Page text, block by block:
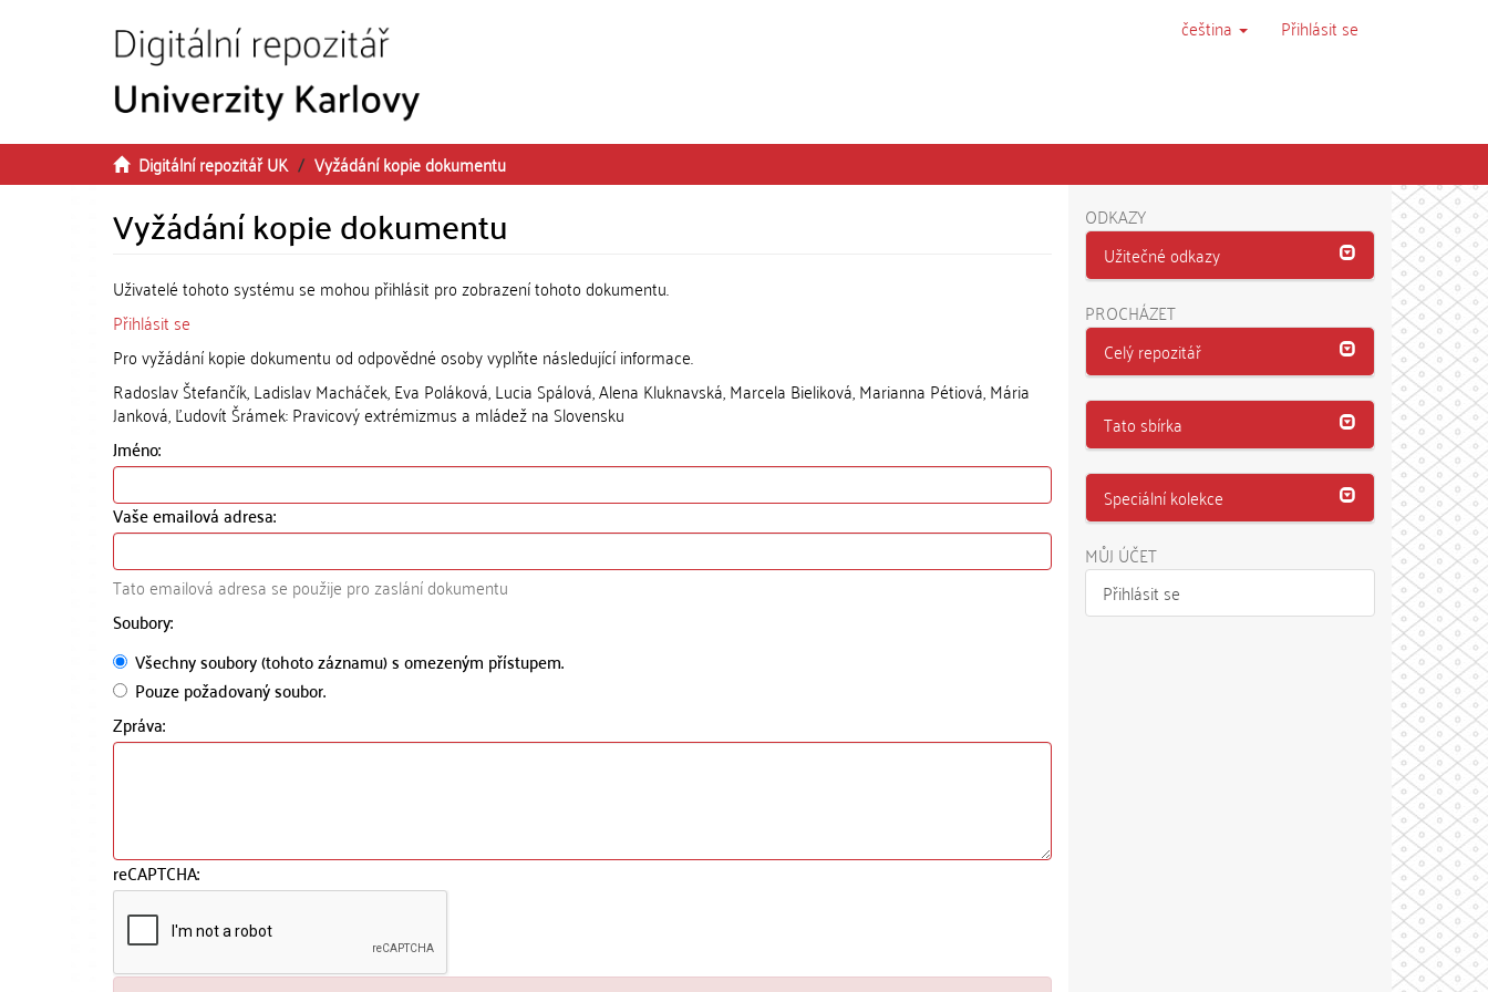
čeština Přihlásit se
Digitální repozitář UK Vyžádání kopie dokumentu
Vyžádání kopie dokumentu
Uživatelé tohoto systému se mohou přihlásit pro zobrazení tohoto dokumentu.
Přihlásit se
Pro vyžádání kopie dokumentu od odpovědné osoby vyplňte následující informace.
Radoslav Štefančík, Ladislav Macháček, Eva Poláková, Lucia Spálová, Alena Kluknavská, Marcela Bieliková, Marianna Pétiová, Mária
Janková, Ľudovít Šrámek: Pravicový extrémizmus a mládež na Slovensku
Jméno:
Vaše emailová adresa:
Tato emailová adresa se použije pro zaslání dokumentu
Soubory:
Všechny soubory (tohoto záznamu) s omezeným přístupem.
Pouze požadovaný soubor.
Zpráva:
reCAPTCHA:
ODKAZY
Užitečné odkazy
PROCHÁZET
Celý repozitář
Tato sbírka
Speciální kolekce
MŮJ ÚČET
Přihlásit se